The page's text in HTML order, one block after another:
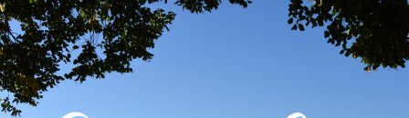
Zum
Inhalt
springen